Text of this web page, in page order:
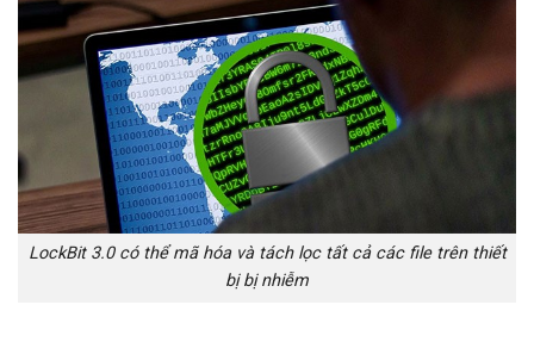
LockBit 3.0 có thể mã hóa và tách lọc tất cả các file trên thiết
bị bị nhiễm